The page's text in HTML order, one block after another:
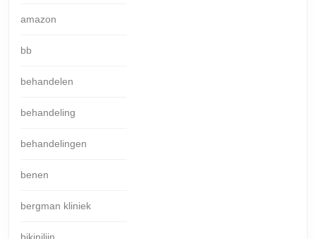
amazon
bb
behandelen
behandeling
behandelingen
benen
bergman kliniek
bikinilijn